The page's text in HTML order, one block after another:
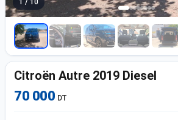
1 / 10
Citroën Autre 2019 Diesel
70 000 DT